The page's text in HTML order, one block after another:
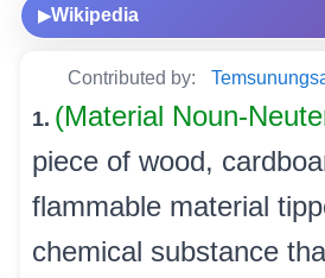
▶Wikipedia
Contributed by:
1. (Material Noun-
piece of wood,
flammable material
chemical substance